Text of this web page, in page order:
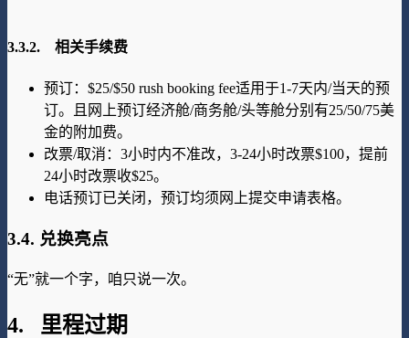
3.3.2. 相关手续费
预订：$25/$50 rush booking fee适用于1-7天内/当天的预
订。且网上预订经济舱/商务舱/头等舱分别有25/50/75美
金的附加费。
改票/取消：3小时内不准改，3-24小时改票$100，提前
24小时改票收$25。
电话预订已关闭，预订均须网上提交申请表格。
3.4. 兑换亮点
“无”就一个字，咱只说一次。
4. 里程过期